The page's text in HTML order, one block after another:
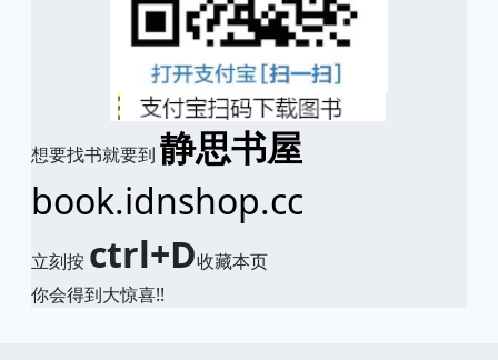
想要找书就要到 静思书屋
book.idnshop.cc
立刻按 ctrl+D收藏本页
你会得到大惊喜!!